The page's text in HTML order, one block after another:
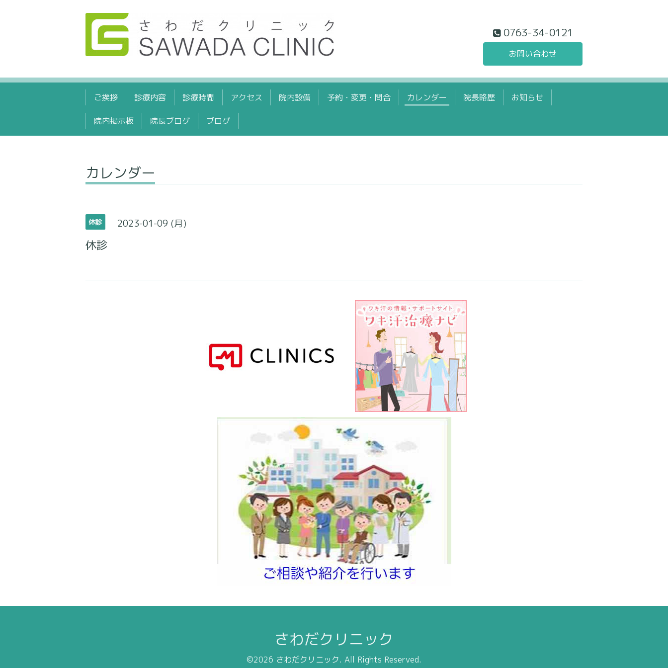
0763-34-0121
お問い合わせ
ご挨拶 診療内容 診療時間 アクセス 院内設備 予約・変更・問合 カレンダー 院長略歴 お知らせ
院内掲示板 院長ブログ ブログ
カレンダー
休診 2023-01-09 (月)
休診
さわだクリニック
©2026 さわだクリニック. All Rights Reserved.